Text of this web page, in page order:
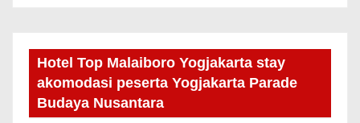
Hotel Top Malaiboro Yogjakarta stay
akomodasi peserta Yogjakarta Parade
Budaya Nusantara